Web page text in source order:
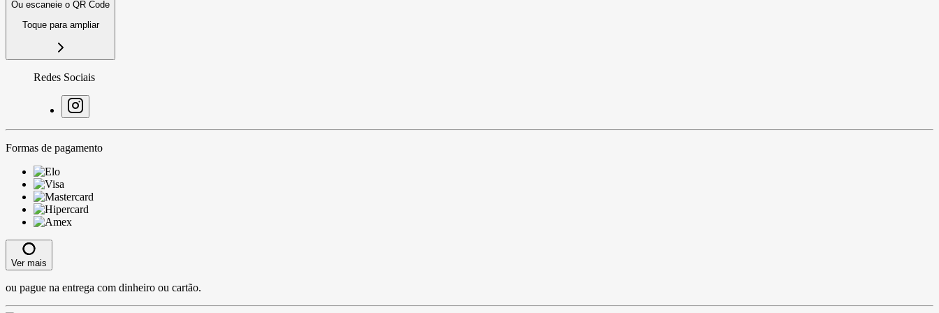
Ou escaneie o QR Code
Toque para ampliar
Redes Sociais
Formas de pagamento
Ver mais
ou pague na entrega com dinheiro ou cartão.